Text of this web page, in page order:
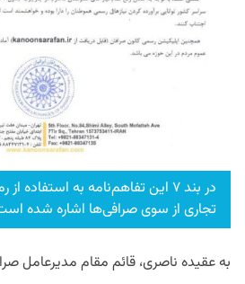
در بند ۷ این تفاهم‌نامه به استفاده
تجاری از سوی صرافی‌ها اشاره شده
بهعقیده ناصری، قائم مقام مدیرعامل